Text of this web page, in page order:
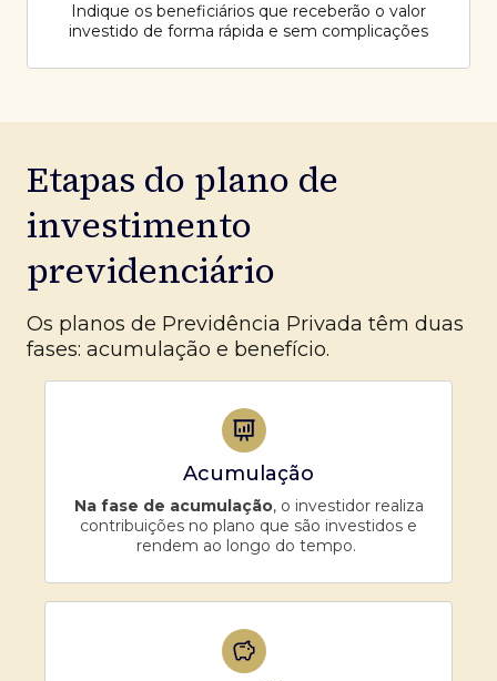
Indique os beneficiários que receberão o valor
investido de forma rápida e sem complicações
Etapas do plano de
investimento
previdenciário
Os planos de Previdência Privada têm duas
fases: acumulação e benefício.
Acumulação
Na fase de acumulação, o investidor realiza
contribuições no plano que são investidos e
rendem ao longo do tempo.